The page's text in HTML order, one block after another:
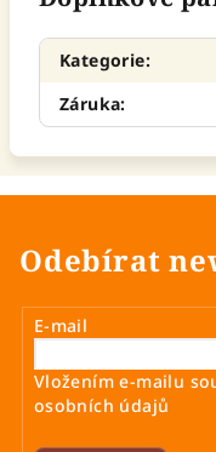
Kategorie:
Záruka:
Odebírat
E-mail
Vložením e-mailu
osobních údajů